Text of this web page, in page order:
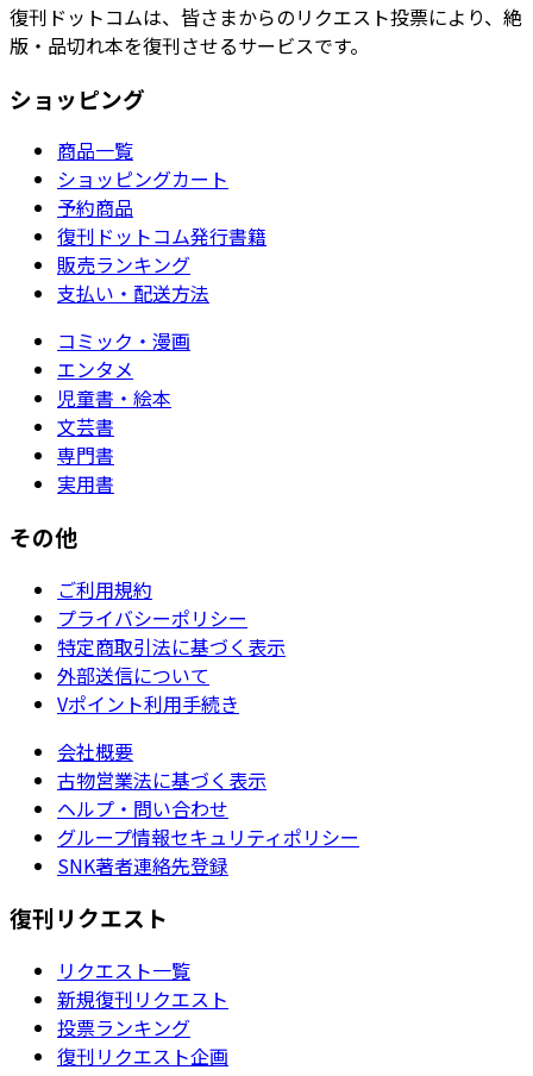
復刊ドットコムは、皆さまからのリクエスト投票により、絶
版・品切れ本を復刊させるサービスです。
ショッピング
商品一覧
ショッピングカート
予約商品
復刊ドットコム発行書籍
販売ランキング
支払い・配送方法
コミック・漫画
エンタメ
児童書・絵本
文芸書
専門書
実用書
その他
ご利用規約
プライバシーポリシー
特定商取引法に基づく表示
外部送信について
Vポイント利用手続き
会社概要
古物営業法に基づく表示
ヘルプ・問い合わせ
グループ情報セキュリティポリシー
SNK著者連絡先登録
復刊リクエスト
リクエスト一覧
新規復刊リクエスト
投票ランキング
復刊リクエスト企画